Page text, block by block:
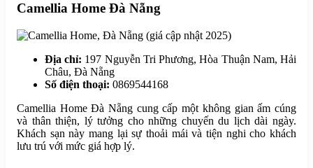
Camellia Home Đà Nẵng
Địa chỉ: 197 Nguyễn Tri Phương, Hòa Thuận Nam, Hải
Châu, Đà Nẵng
Số điện thoại: 0869544168
Camellia Home Đà Nẵng cung cấp một không gian ấm cúng
và thân thiện, lý tưởng cho những chuyến du lịch dài ngày.
Khách sạn này mang lại sự thoải mái và tiện nghi cho khách
lưu trú với mức giá hợp lý.